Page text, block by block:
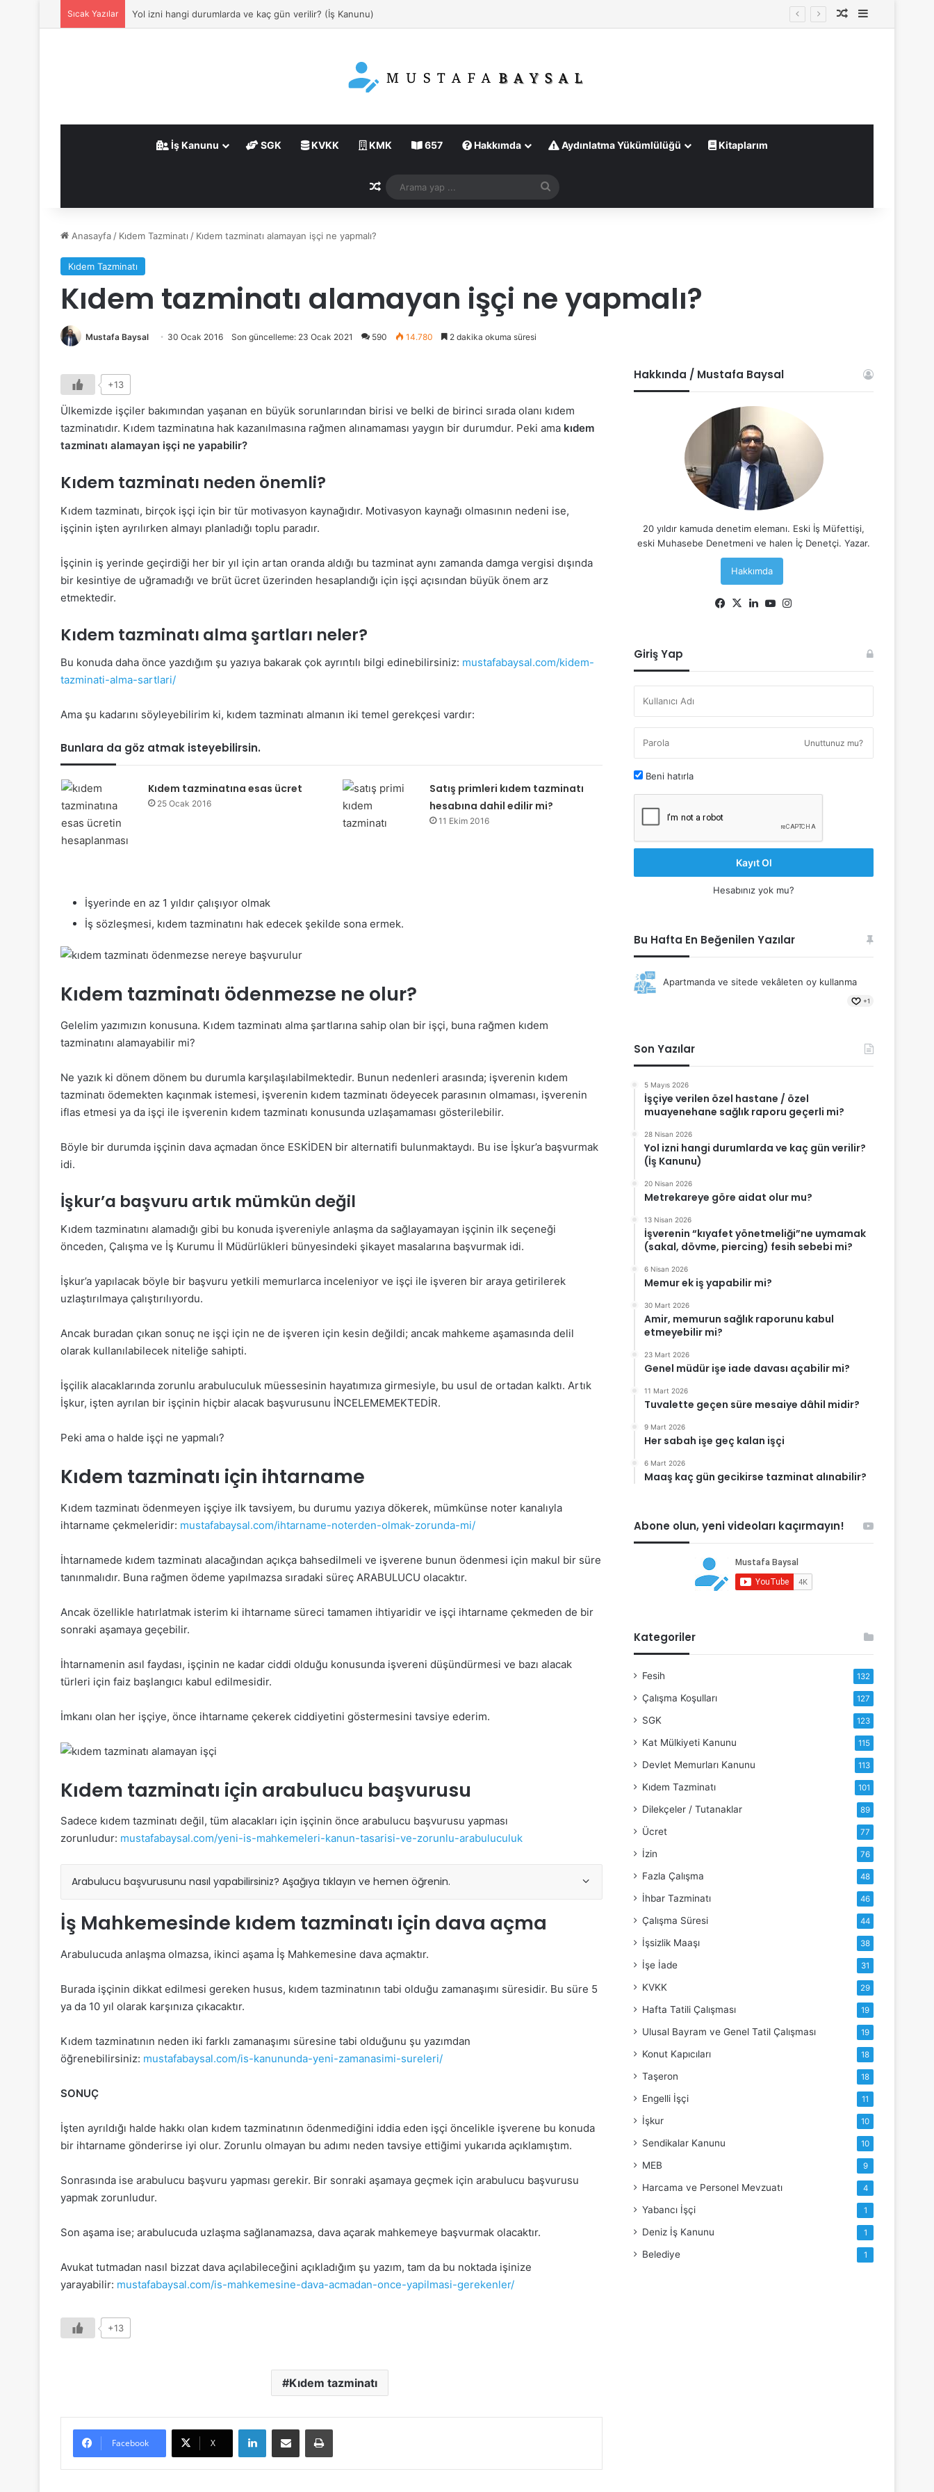
Sıcak Yazılar Yol izni hangi durumlarda ve kaç gün verilir? (İş Kanunu) Rastgele Makale
Kenar
İş Kanunu SGK KVKK KMK 657 Hakkımda Aydınlatma Yükümlülüğü Kitaplarım
Rastgele Makale
Arama
yap
Anasayfa / Kıdem Tazminatı / Kıdem tazminatı alamayan işçi ne yapmalı?
Kıdem Tazminatı
Kıdem tazminatı alamayan işçi ne yapmalı?
Mustafa Baysal 30 Ocak 2016 Son güncelleme: 23 Ocak 2021 590 14.780 2 dakika okuma süresi
+13
Ülkemizde işçiler bakımından yaşanan en büyük sorunlarından birisi ve belki de birinci sırada olanı kıdem
tazminatıdır. Kıdem tazminatına hak kazanılmasına rağmen alınamaması yaygın bir durumdur. Peki ama kıdem
tazminatı alamayan işçi ne yapabilir?
Kıdem tazminatı neden önemli?
Kıdem tazminatı, birçok işçi için bir tür motivasyon kaynağıdır. Motivasyon kaynağı olmasının nedeni ise,
işçinin işten ayrılırken almayı planladığı toplu paradır.
İşçinin iş yerinde geçirdiği her bir yıl için artan oranda aldığı bu tazminat aynı zamanda damga vergisi dışında
bir kesintiye de uğramadığı ve brüt ücret üzerinden hesaplandığı için işçi açısından büyük önem arz
etmektedir.
Kıdem tazminatı alma şartları neler?
Bu konuda daha önce yazdığım şu yazıya bakarak çok ayrıntılı bilgi edinebilirsiniz: mustafabaysal.com/kidem-
tazminati-alma-sartlari/
Ama şu kadarını söyleyebilirim ki, kıdem tazminatı almanın iki temel gerekçesi vardır:
Bunlara da göz atmak isteyebilirsin.
Kıdem tazminatına esas ücret
25 Ocak 2016
Satış primleri kıdem tazminatı
hesabına dahil edilir mi?
11 Ekim 2016
İşyerinde en az 1 yıldır çalışıyor olmak
İş sözleşmesi, kıdem tazminatını hak edecek şekilde sona ermek.
Kıdem tazminatı ödenmezse ne olur?
Gelelim yazımızın konusuna. Kıdem tazminatı alma şartlarına sahip olan bir işçi, buna rağmen kıdem
tazminatını alamayabilir mi?
Ne yazık ki dönem dönem bu durumla karşılaşılabilmektedir. Bunun nedenleri arasında; işverenin kıdem
tazminatı ödemekten kaçınmak istemesi, işverenin kıdem tazminatı ödeyecek parasının olmaması, işverenin
iflas etmesi ya da işçi ile işverenin kıdem tazminatı konusunda uzlaşamaması gösterilebilir.
Böyle bir durumda işçinin dava açmadan önce ESKİDEN bir alternatifi bulunmaktaydı. Bu ise İşkur’a başvurmak
idi.
İşkur’a başvuru artık mümkün değil
Kıdem tazminatını alamadığı gibi bu konuda işvereniyle anlaşma da sağlayamayan işçinin ilk seçeneği
önceden, Çalışma ve İş Kurumu İl Müdürlükleri bünyesindeki şikayet masalarına başvurmak idi.
İşkur’a yapılacak böyle bir başvuru yetkili memurlarca inceleniyor ve işçi ile işveren bir araya getirilerek
uzlaştırılmaya çalıştırılıyordu.
Ancak buradan çıkan sonuç ne işçi için ne de işveren için kesin değildi; ancak mahkeme aşamasında delil
olarak kullanılabilecek niteliğe sahipti.
İşçilik alacaklarında zorunlu arabuluculuk müessesinin hayatımıza girmesiyle, bu usul de ortadan kalktı. Artık
İşkur, işten ayrılan bir işçinin hiçbir alacak başvurusunu İNCELEMEMEKTEDİR.
Peki ama o halde işçi ne yapmalı?
Kıdem tazminatı için ihtarname
Kıdem tazminatı ödenmeyen işçiye ilk tavsiyem, bu durumu yazıya dökerek, mümkünse noter kanalıyla
ihtarname çekmeleridir: mustafabaysal.com/ihtarname-noterden-olmak-zorunda-mi/
İhtarnamede kıdem tazminatı alacağından açıkça bahsedilmeli ve işverene bunun ödenmesi için makul bir süre
tanınmalıdır. Buna rağmen ödeme yapılmazsa sıradaki süreç ARABULUCU olacaktır.
Ancak özellikle hatırlatmak isterim ki ihtarname süreci tamamen ihtiyaridir ve işçi ihtarname çekmeden de bir
sonraki aşamaya geçebilir.
İhtarnamenin asıl faydası, işçinin ne kadar ciddi olduğu konusunda işvereni düşündürmesi ve bazı alacak
türleri için faiz başlangıcı kabul edilmesidir.
İmkanı olan her işçiye, önce ihtarname çekerek ciddiyetini göstermesini tavsiye ederim.
Kıdem tazminatı için arabulucu başvurusu
Sadece kıdem tazminatı değil, tüm alacakları için işçinin önce arabulucu başvurusu yapması
zorunludur: mustafabaysal.com/yeni-is-mahkemeleri-kanun-tasarisi-ve-zorunlu-arabuluculuk
Arabulucu başvurusunu nasıl yapabilirsiniz? Aşağıya tıklayın ve hemen öğrenin.
İş Mahkemesinde kıdem tazminatı için dava açma
Arabulucuda anlaşma olmazsa, ikinci aşama İş Mahkemesine dava açmaktır.
Burada işçinin dikkat edilmesi gereken husus, kıdem tazminatının tabi olduğu zamanaşımı süresidir. Bu süre 5
ya da 10 yıl olarak karşınıza çıkacaktır.
Kıdem tazminatının neden iki farklı zamanaşımı süresine tabi olduğunu şu yazımdan
öğrenebilirsiniz: mustafabaysal.com/is-kanununda-yeni-zamanasimi-sureleri/
SONUÇ
İşten ayrıldığı halde hakkı olan kıdem tazminatının ödenmediğini iddia eden işçi öncelikle işverene bu konuda
bir ihtarname gönderirse iyi olur. Zorunlu olmayan bu adımı neden tavsiye ettiğimi yukarıda açıklamıştım.
Sonrasında ise arabulucu başvuru yapması gerekir. Bir sonraki aşamaya geçmek için arabulucu başvurusu
yapmak zorunludur.
Son aşama ise; arabulucuda uzlaşma sağlanamazsa, dava açarak mahkemeye başvurmak olacaktır.
Avukat tutmadan nasıl bizzat dava açılabileceğini açıkladığım şu yazım, tam da bu noktada işinize
yarayabilir: mustafabaysal.com/is-mahkemesine-dava-acmadan-once-yapilmasi-gerekenler/
+13
Kıdem tazminatı
Facebook X
LinkedInE-Posta ile paylaş Yazdır
Hakkında / Mustafa Baysal
20 yıldır kamuda denetim elemanı. Eski İş Müfettişi,
eski Muhasebe Denetmeni ve halen İç Denetçi. Yazar.
Hakkımda
Facebook
X LinkedInYouTube
Giriş Yap
Unuttunuz mu?
Beni hatırla
Kayıt Ol
Hesabınız yok mu?
Bu Hafta En Beğenilen Yazılar
Apartmanda ve sitede vekâleten oy kullanma
+1
Son Yazılar
5 Mayıs 2026
İşçiye verilen özel hastane / özel
muayenehane sağlık raporu geçerli mi?
28 Nisan 2026
Yol izni hangi durumlarda ve kaç gün verilir?
(İş Kanunu)
20 Nisan 2026
Metrekareye göre aidat olur mu?
13 Nisan 2026
İşverenin “kıyafet yönetmeliği”ne uymamak
(sakal, dövme, piercing) fesih sebebi mi?
6 Nisan 2026
Memur ek iş yapabilir mi?
30 Mart 2026
Amir, memurun sağlık raporunu kabul
etmeyebilir mi?
23 Mart 2026
Genel müdür işe iade davası açabilir mi?
11 Mart 2026
Tuvalette geçen süre mesaiye dâhil midir?
9 Mart 2026
Her sabah işe geç kalan işçi
6 Mart 2026
Maaş kaç gün gecikirse tazminat alınabilir?
Abone olun, yeni videoları kaçırmayın!
Kategoriler
Fesih 132
Çalışma Koşulları 127
SGK 123
Kat Mülkiyeti Kanunu 115
Devlet Memurları Kanunu 113
Kıdem Tazminatı 101
Dilekçeler / Tutanaklar 89
Ücret 77
İzin 76
Fazla Çalışma 48
İhbar Tazminatı 46
Çalışma Süresi 44
İşsizlik Maaşı 38
İşe İade 31
KVKK 29
Hafta Tatili Çalışması 19
Ulusal Bayram ve Genel Tatil Çalışması 19
Konut Kapıcıları 18
Taşeron 18
Engelli İşçi 11
İşkur 10
Sendikalar Kanunu 10
MEB 9
Harcama ve Personel Mevzuatı 4
Yabancı İşçi 1
Deniz İş Kanunu 1
Belediye 1